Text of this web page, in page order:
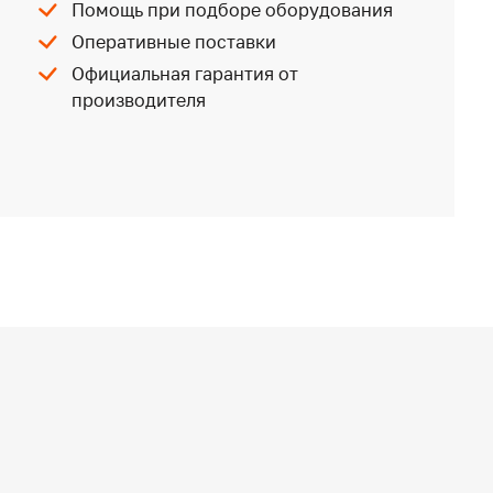
Помощь при подборе оборудования
Оперативные поставки
Официальная гарантия от
производителя